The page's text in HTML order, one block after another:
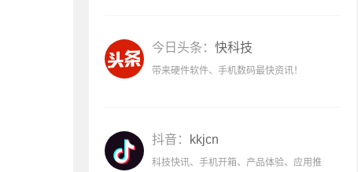
今日头条： 快科技
带来硬件软件、手机数码最快资讯！
抖音： kkjcn
科技快讯、手机开箱、产品体验、应用推